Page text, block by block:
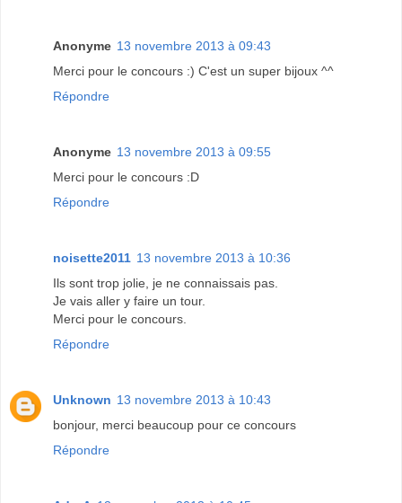
Anonyme 13 novembre 2013 à 09:43
Merci pour le concours :) C'est un super bijoux ^^
Répondre
Anonyme 13 novembre 2013 à 09:55
Merci pour le concours :D
Répondre
noisette2011 13 novembre 2013 à 10:36
Ils sont trop jolie, je ne connaissais pas.
Je vais aller y faire un tour.
Merci pour le concours.
Répondre
Unknown 13 novembre 2013 à 10:43
bonjour, merci beaucoup pour ce concours
Répondre